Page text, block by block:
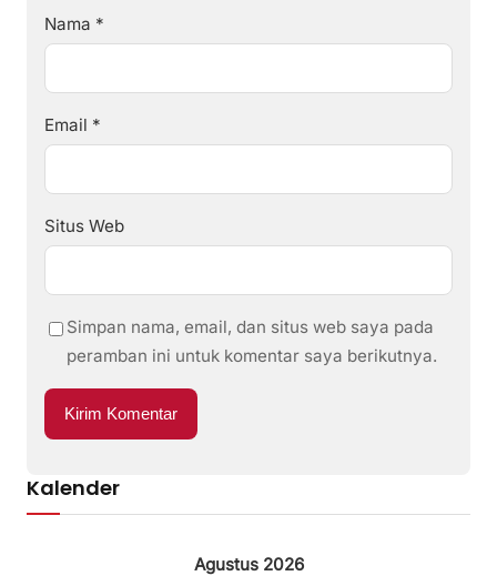
Nama *
Email *
Situs Web
Simpan nama, email, dan situs web saya pada
peramban ini untuk komentar saya berikutnya.
Kalender
Agustus 2026